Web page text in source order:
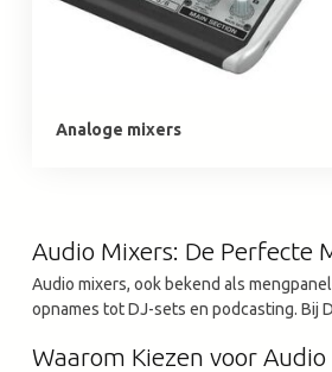
Analoge mixers
Audio Mixers: De Perfecte
Audio mixers, ook bekend als
opnames tot DJ-sets en podcasting. Bij
Waarom Kiezen voor